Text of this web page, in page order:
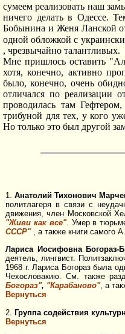
сумеем реализовать наш
ничего делать в Одессе.
Бобынина и Женя Ланской
одной обложкой с
, чрезвычайно талантливых.
Мне пришлось оставить
хотя, конечно, активно
было, конечно, очень
отличался по реализации
проводилась там
трибуной для тех, у кого
Но только это был другой
1.Анатолий Тихонович
политлагеря в связи с
движения, член Московской
"Живи как все". Умер в
СССР" , а также книги самого
Лариса Иосифовна Богораз-
деятель, лингвист.
1968 г. Лариса Богораз была
Чехословакию. См. также
Богораз", "Карабаново", а
Вернуться
2.
Группа содействия
Вернуться